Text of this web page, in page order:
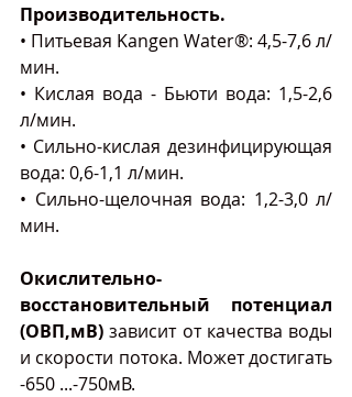
Производительность.
• Питьевая Kangen Water®: 4,5-7,6 л/
мин.
• Кислая вода - Бьюти вода: 1,5-2,6
л/мин.
• Сильно-кислая дезинфицирующая
вода: 0,6-1,1 л/мин.
• Сильно-щелочная вода: 1,2-3,0 л/
мин.
Окислительно-
восстановительный потенциал
(ОВП,мВ) зависит от качества воды
и скорости потока. Может достигать
-650 ...-750мВ.